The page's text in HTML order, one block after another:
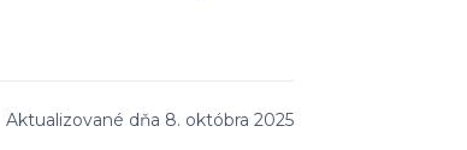
Aktualizované dňa 8. októbra 2025